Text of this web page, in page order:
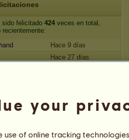
sido felicitado 424 veces en total,
recientemente:
Hace 9 días
Hace 27 días
your
of online tracking